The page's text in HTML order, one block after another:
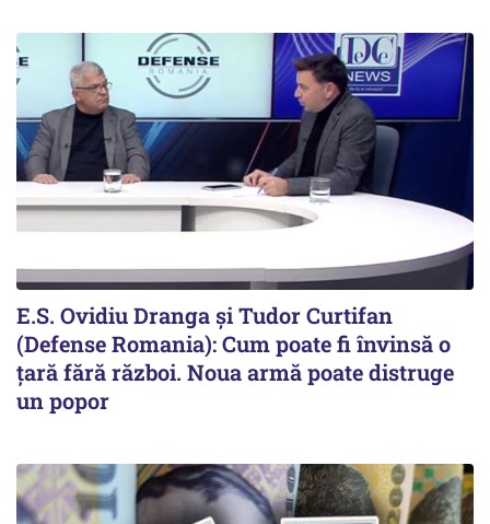
E.S. Ovidiu Dranga și Tudor Curtifan
(Defense Romania): Cum poate fi învinsă o
țară fără război. Noua armă poate distruge
un popor